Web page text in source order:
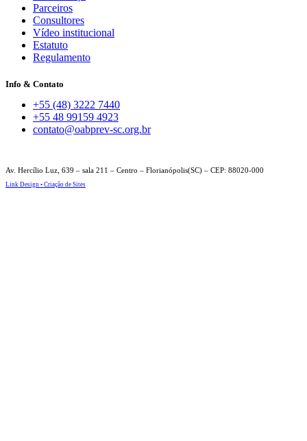
Parceiros
Consultores
Vídeo institucional
Estatuto
Regulamento
Info & Contato
+55 (48) 3222 7440
+55 48 99159 4923
contato@oabprev-sc.org.br
Av. Hercílio Luz, 639 – sala 211 – Centro – Florianópolis(SC) – CEP: 88020-000
Link Design • Criação de Sites